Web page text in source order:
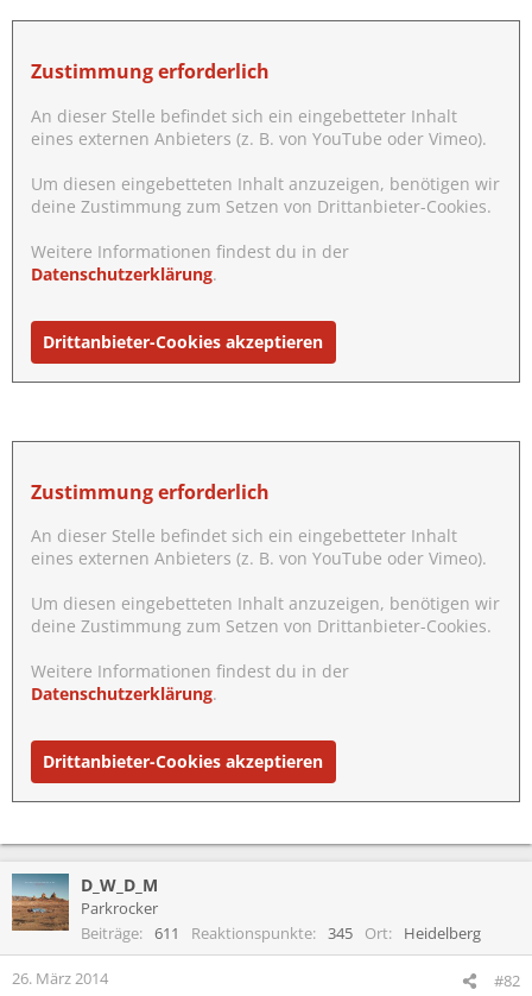
Zustimmung erforderlich
An dieser Stelle befindet sich ein eingebetteter Inhalt
eines externen Anbieters (z. B. von YouTube oder Vimeo).
Um diesen eingebetteten Inhalt anzuzeigen, benötigen wir
deine Zustimmung zum Setzen von Drittanbieter-Cookies.
Weitere Informationen findest du in der
Datenschutzerklärung.
Drittanbieter-Cookies akzeptieren
Zustimmung erforderlich
An dieser Stelle befindet sich ein eingebetteter Inhalt
eines externen Anbieters (z. B. von YouTube oder Vimeo).
Um diesen eingebetteten Inhalt anzuzeigen, benötigen wir
deine Zustimmung zum Setzen von Drittanbieter-Cookies.
Weitere Informationen findest du in der
Datenschutzerklärung.
Drittanbieter-Cookies akzeptieren
D_W_D_M
Parkrocker
Beiträge
611 Reaktionspunkte 345 Ort Heidelberg
26. März 2014 #82